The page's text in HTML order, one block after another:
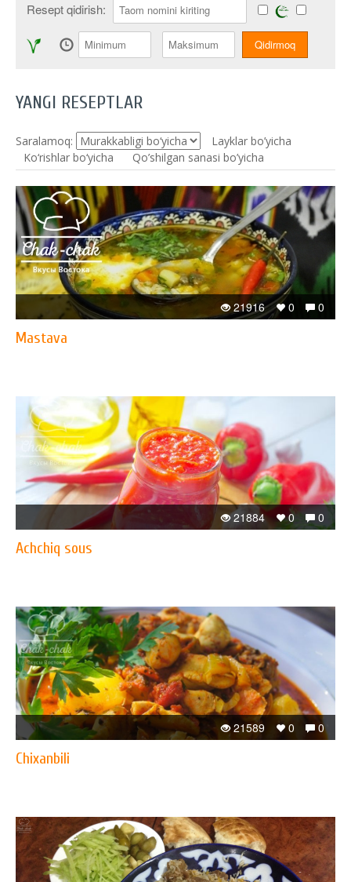
Resept qidirish:
YANGI RESEPTLAR
Saralamoq:
Layklar bo’yicha
Ko‘rishlar bo‘yicha
Qo’shilgan sanasi bo’yicha
0
0
21916
Mastava
0
0
21884
Achchiq sous
0
0
21589
Chixanbili